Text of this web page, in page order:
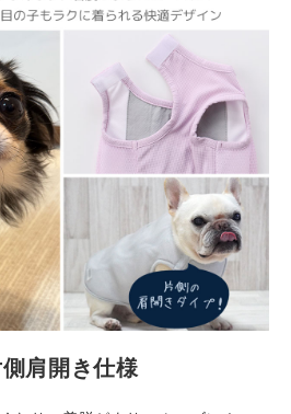
肩開き仕様